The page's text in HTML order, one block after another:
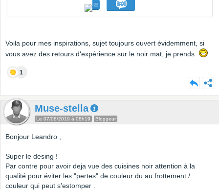
Voila pour mes inspirations, sujet toujours ouvert évidemment, si
vous avez des retours d'expérience sur le noir mat, je prends
1
Muse-stella
Le 07/08/2019 à 08h19 Bloggeur
Bonjour Leandro ,
Super le desing !
Par contre pour avoir deja vue des cuisines noir attention à la
qualité pour éviter les "pertes" de couleur du au frottement /
couleur qui peut s'estomper .